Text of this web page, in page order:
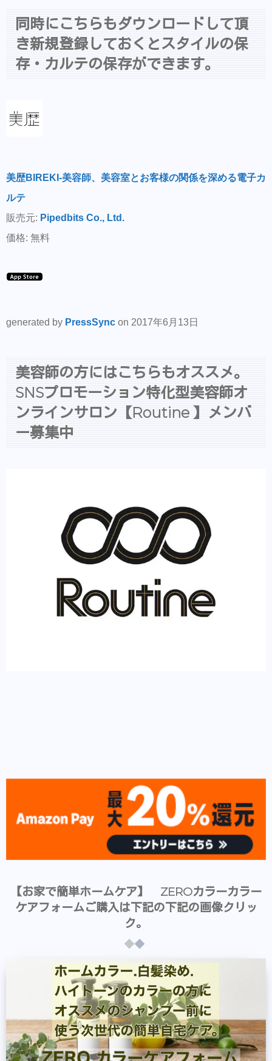
同時にこちらもダウンロードして頂
き新規登録しておくとスタイルの保
存・カルテの保存ができます。
美歴BIREKI-美容師、美容室とお客様の関係を深める電子カ
ルテ
販売元: Pipedbits Co., Ltd.
価格: 無料
generated by PressSync on 2017年6月13日
美容師の方にはこちらもオススメ。
SNSプロモーション特化型美容師オ
ンラインサロン【Routine 】メンバ
ー募集中
【お家で簡単ホームケア】 ZEROカラーカラー
ケアフォームご購入は下記の下記の画像クリッ
ク。